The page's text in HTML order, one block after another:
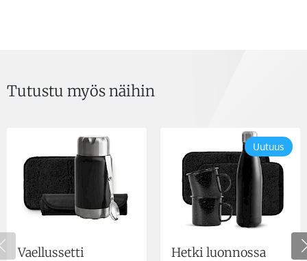
Tutustu myös näihin
Vaellussetti
Uutuus
Hetki luonnossa